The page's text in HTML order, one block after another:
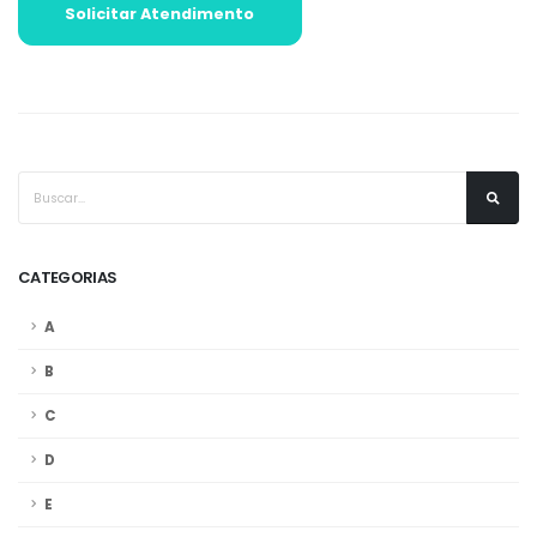
Solicitar Atendimento
CATEGORIAS
A
B
C
D
E